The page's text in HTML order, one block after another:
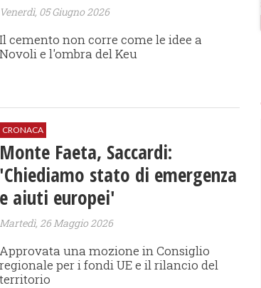
Venerdì, 05 Giugno 2026
Il cemento non corre come le idee a
Novoli e l'ombra del Keu
CRONACA
Monte Faeta, Saccardi:
'Chiediamo stato di emergenza
e aiuti europei'
Martedì, 26 Maggio 2026
Approvata una mozione in Consiglio
regionale per i fondi UE e il rilancio del
territorio